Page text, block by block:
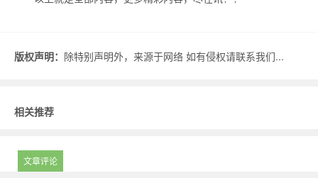
版权声明： 除特别声明外，来源于网络 如有侵权请联系我们...
相关推荐
文章评论